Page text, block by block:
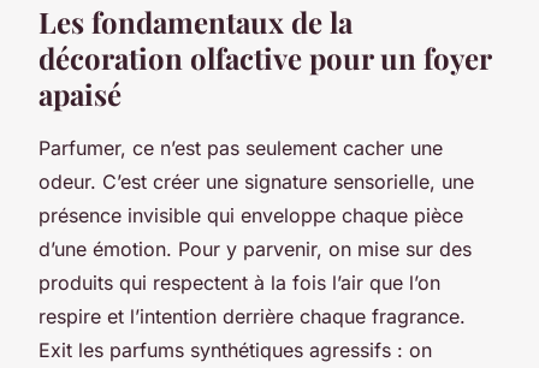
Les fondamentaux de la
décoration olfactive pour un foyer
apaisé
Parfumer, ce n’est pas seulement cacher une
odeur. C’est créer une signature sensorielle, une
présence invisible qui enveloppe chaque pièce
d’une émotion. Pour y parvenir, on mise sur des
produits qui respectent à la fois l’air que l’on
respire et l’intention derrière chaque fragrance.
Exit les parfums synthétiques agressifs : on